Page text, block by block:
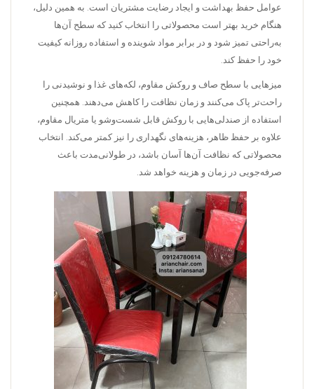
عوامل حفظ بهداشت و ایجاد رضایت مشتریان است. به همین دلیل،
هنگام خرید بهتر است محصولاتی را انتخاب کنید که سطح آن‌ها
به‌راحتی تمیز شود و در برابر مواد شوینده و استفاده روزانه کیفیت
خود را حفظ کند.
میزهایی با سطح صاف و روکش مقاوم، لکه‌های غذا و نوشیدنی را
راحت‌تر پاک می‌کنند و زمان نظافت را کاهش می‌دهند. همچنین
استفاده از صندلی‌هایی با روکش قابل شست‌وشو یا متریال مقاوم،
علاوه بر حفظ ظاهر، هزینه‌های نگهداری را نیز کمتر می‌کند. انتخاب
محصولاتی که نظافت آن‌ها آسان باشد، در طولانی‌مدت باعث
صرفه‌جویی در زمان و هزینه خواهد شد.